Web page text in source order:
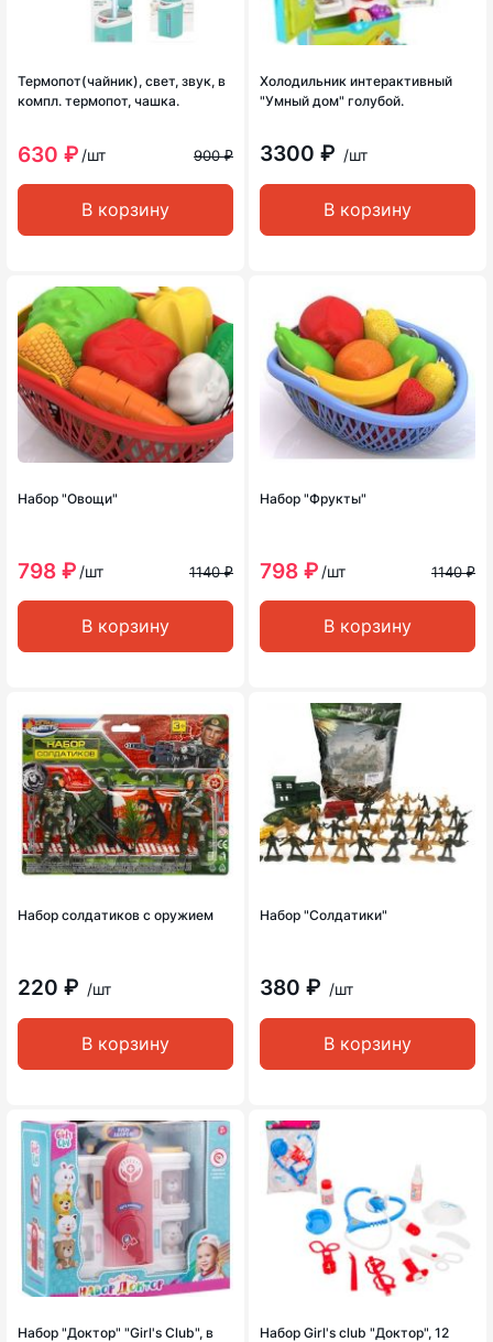
Термопот(чайник), свет, звук, в
компл. термопот, чашка.
630 ₽ /шт 900 ₽
В корзину
Холодильник интерактивный
"Умный дом" голубой.
3300 ₽ /шт
В корзину
Набор "Овощи"
798 ₽ /шт 1140 ₽
В корзину
Набор "Фрукты"
798 ₽ /шт 1140 ₽
В корзину
Набор солдатиков с оружием
220 ₽ /шт
В корзину
Набор "Солдатики"
380 ₽ /шт
В корзину
Набор "Доктор" "Girl's Club", в
Набор Girl's club "Доктор", 12